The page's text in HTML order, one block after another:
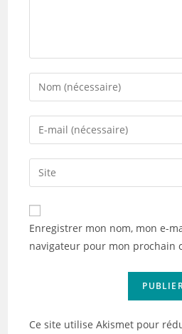
Enter
your
name
comment
Enter
your
email
address
comment
Saisir
l’URL
de
votre
(facultatif)
Enregistrer mon nom, mon e-
navigateur pour mon prochain
Ce site utilise Akismet pour